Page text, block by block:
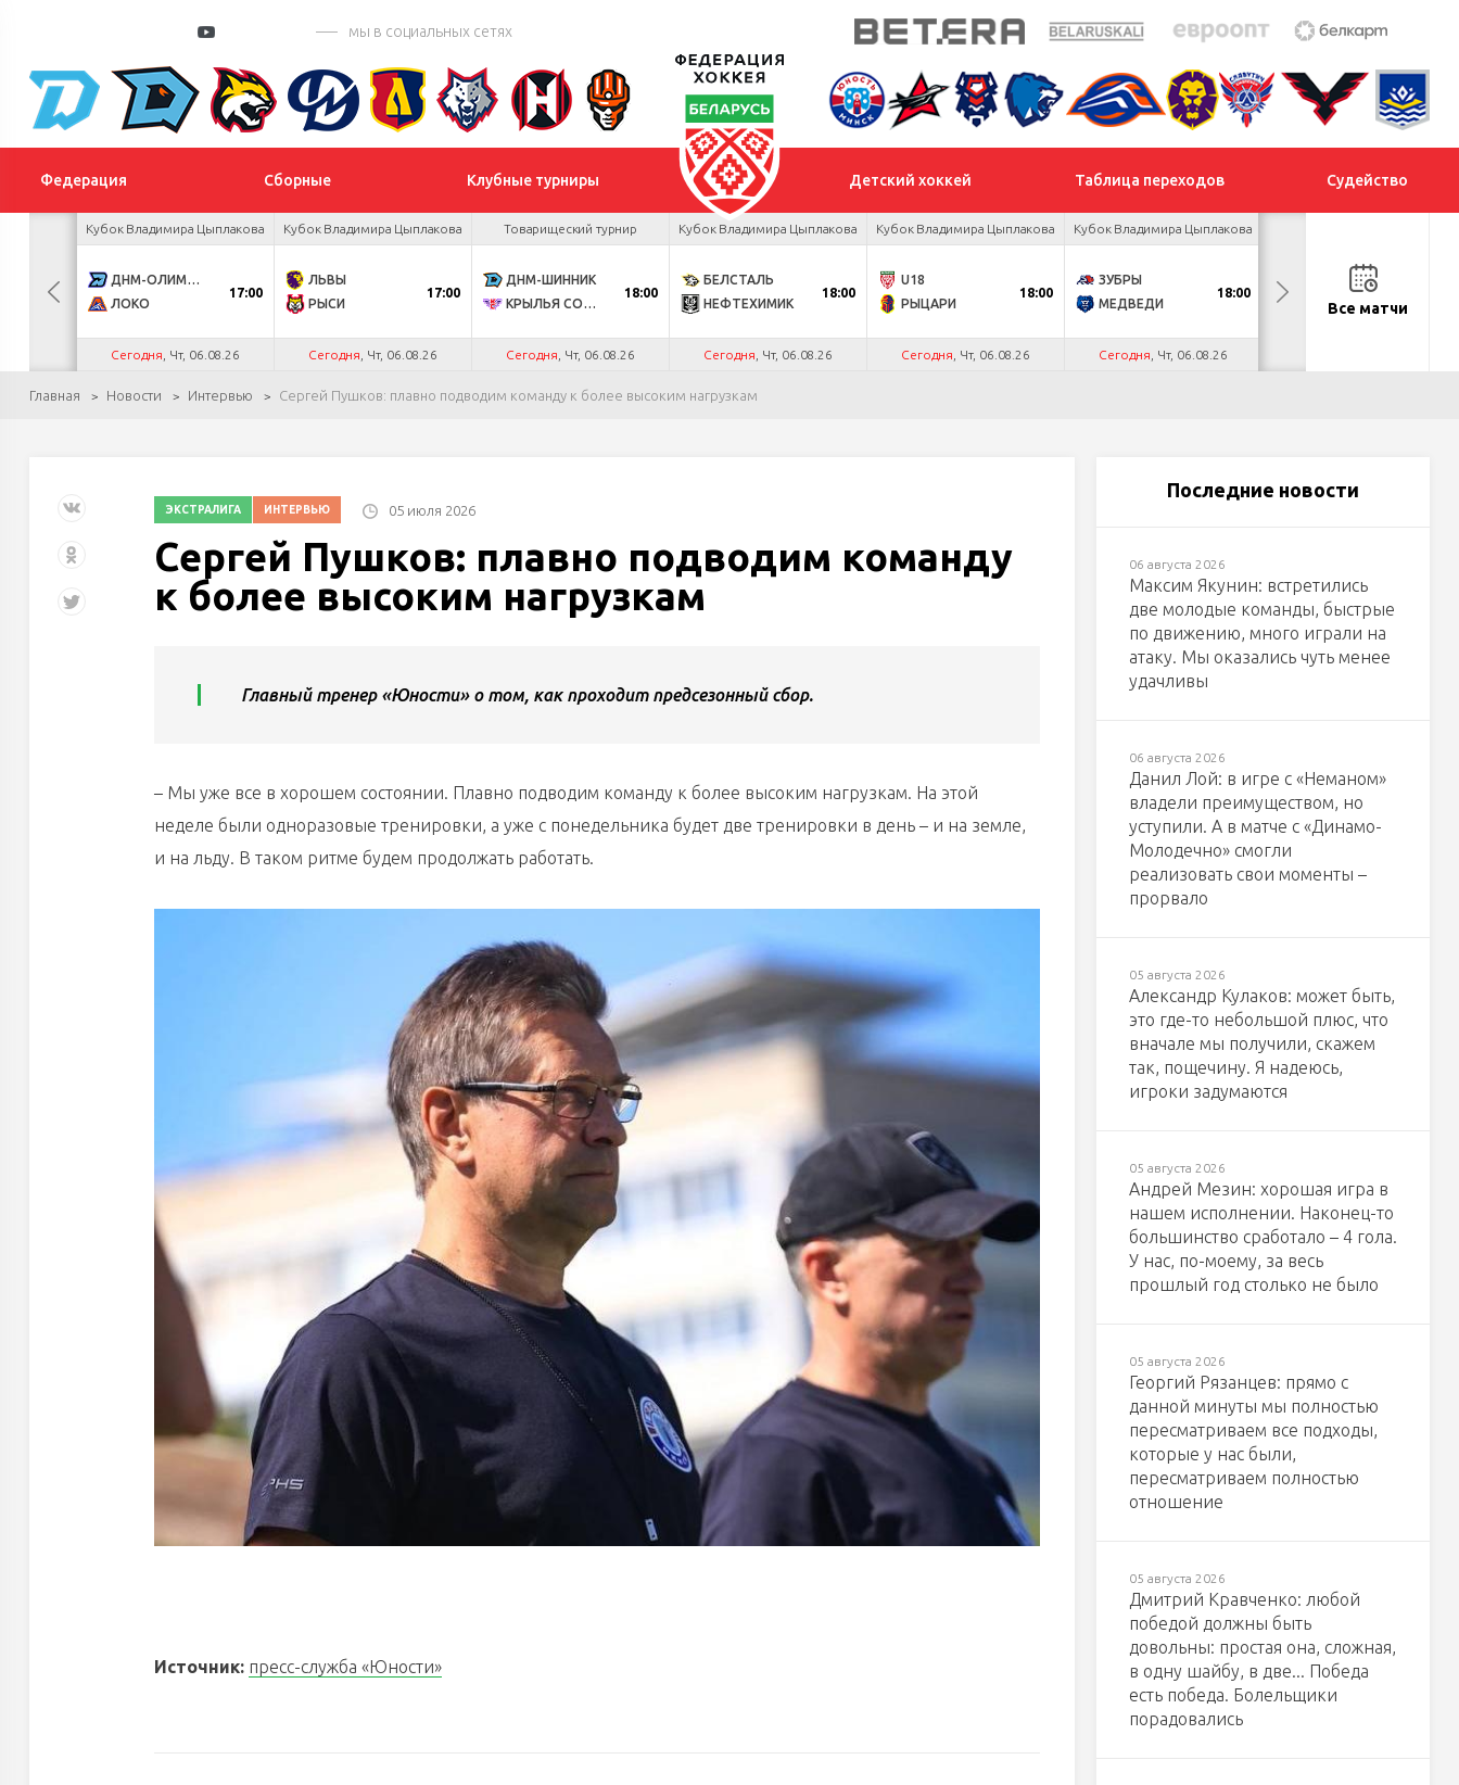
мы в социальных сетях
Федерация Сборные Клубные турниры Детский хоккей Таблица переходов Судейство
Кубок Владимира Цыплакова
ДНМ-ОЛИМПИК
ЛОКО
17:00
Сегодня , Чт, 06.08.26
Кубок Владимира Цыплакова
ЛЬВЫ
РЫСИ
17:00
Сегодня , Чт, 06.08.26
Товарищеский турнир
ДНМ-ШИННИК
КРЫЛЬЯ СОВЕТОВ
18:00
Сегодня , Чт, 06.08.26
Кубок Владимира Цыплакова
БЕЛСТАЛЬ
НЕФТЕХИМИК
18:00
Сегодня , Чт, 06.08.26
Кубок Владимира Цыплакова
U18
РЫЦАРИ
18:00
Сегодня , Чт, 06.08.26
Кубок Владимира Цыплакова
ЗУБРЫ
МЕДВЕДИ
18:00
Сегодня , Чт, 06.08.26
ЯСТРЕБЫ
ПРОГРЕСС
Все матчи
Главная Новости Интервью Сергей Пушков: плавно подводим команду к более высоким нагрузкам
ЭКСТРАЛИГА ИНТЕРВЬЮ 05 июля 2026
Сергей Пушков: плавно подводим команду
к более высоким нагрузкам
Главный тренер «Юности» о том, как проходит предсезонный сбор.
– Мы уже все в хорошем состоянии. Плавно подводим команду к более высоким нагрузкам. На этой
неделе были одноразовые тренировки, а уже с понедельника будет две тренировки в день – и на земле,
и на льду. В таком ритме будем продолжать работать.
Источник: пресс-служба «Юности»
Последние новости
06 августа 2026
Максим Якунин: встретились
две молодые команды, быстрые
по движению, много играли на
атаку. Мы оказались чуть менее
удачливы
06 августа 2026
Данил Лой: в игре с «Неманом»
владели преимуществом, но
уступили. А в матче с «Динамо-
Молодечно» смогли
реализовать свои моменты –
прорвало
05 августа 2026
Александр Кулаков: может быть,
это где-то небольшой плюс, что
вначале мы получили, скажем
так, пощечину. Я надеюсь,
игроки задумаются
05 августа 2026
Андрей Мезин: хорошая игра в
нашем исполнении. Наконец-то
большинство сработало – 4 гола.
У нас, по-моему, за весь
прошлый год столько не было
05 августа 2026
Георгий Рязанцев: прямо с
данной минуты мы полностью
пересматриваем все подходы,
которые у нас были,
пересматриваем полностью
отношение
05 августа 2026
Дмитрий Кравченко: любой
победой должны быть
довольны: простая она, сложная,
в одну шайбу, в две... Победа
есть победа. Болельщики
порадовались